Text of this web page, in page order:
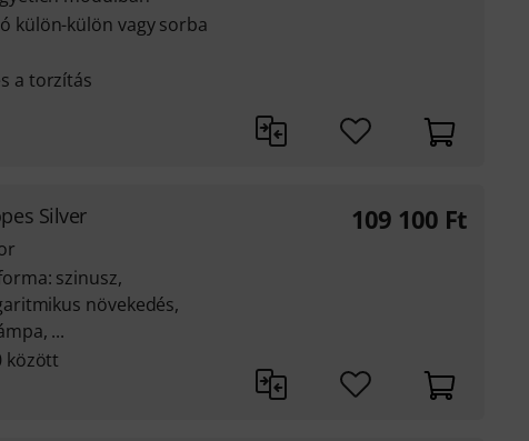
külön-külön vagy sorba
a torzítás
Silver
szinusz,
növekedés,
...
között
109 100 Ft